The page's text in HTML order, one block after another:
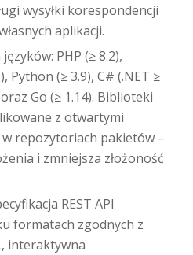
wysyłki korespondencji
aplikacji.
PHP (≥ 8.2),
Python (≥ 3.9), C# (.NET ≥
oraz Go (≥ 1.14). Biblioteki
z otwartymi
repozytoriach pakietów –
i zmniejsza złożoność
REST API
formatach zgodnych z
interaktywna